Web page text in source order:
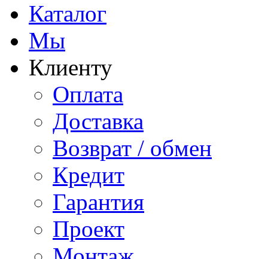
Каталог
Мы
Клиенту
Оплата
Доставка
Возврат / обмен
Кредит
Гарантия
Проект